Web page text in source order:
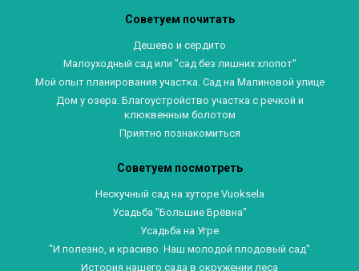
Советуем почитать
Дешево и сердито
Малоуходный сад или "сад без лишних хлопот"
Мой опыт планирования участка. Сад на Малиновой улице
Дом у озера. Благоустройство участка с речкой и
клюквенным болотом
Приятно познакомиться
Советуем посмотреть
Нескучный сад на хуторе Vuoksela
Усадьба "Большие Брёвна"
Усадьба на Угре
"И полезно, и красиво. Наш молодой плодовый сад"
История нашего сада в окружении леса